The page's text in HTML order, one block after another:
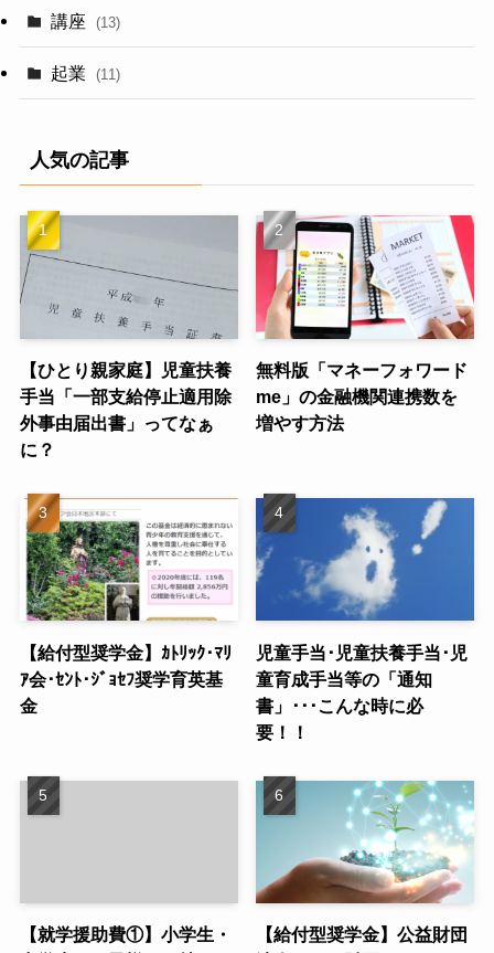
講座 (13)
起業 (11)
人気の記事
【ひとり親家庭】児童扶養
手当「一部支給停止適用除
外事由届出書」ってなぁ
に？
無料版「マネーフォワード
me」の金融機関連携数を
増やす方法
【給付型奨学金】ｶﾄﾘｯｸ･ﾏﾘ
ｱ会･ｾﾝﾄ･ｼﾞｮｾﾌ奨学育英基
金
児童手当･児童扶養手当･児
童育成手当等の「通知
書」･･･こんな時に必
要！！
【就学援助費①】小学生・
【給付型奨学金】公益財団